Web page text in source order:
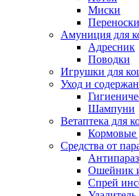
Миски
Переноски
Амуниция для
Адресник
Поводки
Игрушки для
Уход и
Шампуни
Ветаптека для
Кормовые
Средства от
Ошейник
Спрей